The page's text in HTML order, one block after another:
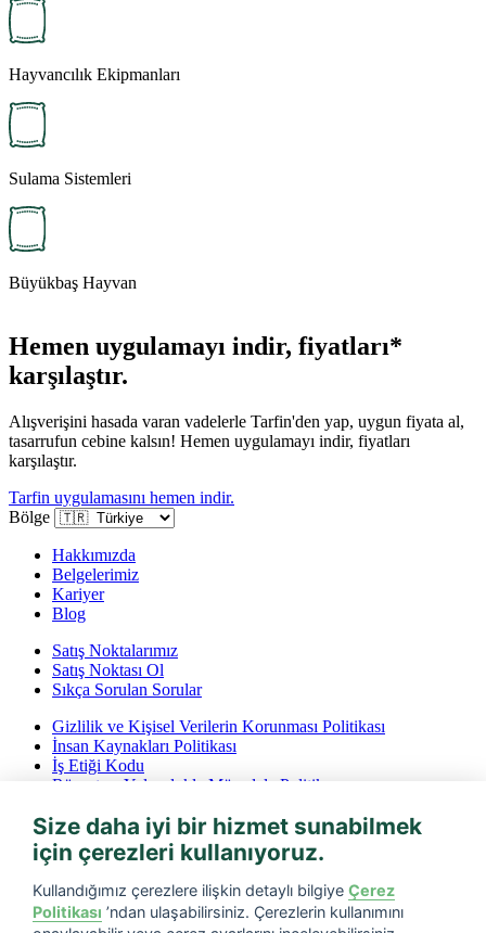
Hayvancılık Ekipmanları
Sulama Sistemleri
Büyükbaş Hayvan
Hemen uygulamayı indir, fiyatları*
karşılaştır.
Alışverişini hasada varan vadelerle Tarfin'den yap, uygun fiyata al,
tasarrufun cebine kalsın! Hemen uygulamayı indir, fiyatları
karşılaştır.
Tarfin uygulamasını hemen indir.
Bölge
Hakkımızda
Belgelerimiz
Kariyer
Blog
Satış Noktalarımız
Satış Noktası Ol
Sıkça Sorulan Sorular
Gizlilik ve Kişisel Verilerin Korunması Politikası
İnsan Kaynakları Politikası
İş Etiği Kodu
Rüşvet ve Yolsuzlukla Mücadele Politikası
Bilgi Toplumu Hizmetleri
Tarfin mobil’i indirin
Size daha iyi bir hizmet sunabilmek
için çerezleri kullanıyoruz.
Kullandığımız çerezlere ilişkin detaylı bilgiye Çerez
Politikası ’ndan ulaşabilirsiniz. Çerezlerin kullanımını